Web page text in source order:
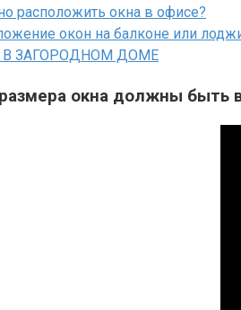
расположить окна в офисе?
окон на балконе или
В ЗАГОРОДНОМ ДОМЕ
окна должны